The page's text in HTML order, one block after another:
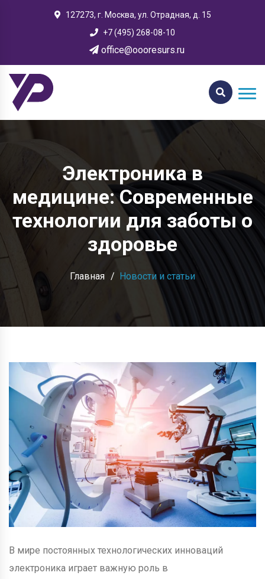
127273, г. Москва, ул. Отрадная, д. 15
+7 (495) 268-08-10
office@oooresurs.ru
Электроника в
медицине: Современные
технологии для заботы о
здоровье
Главная Новости и статьи
В мире постоянных технологических инноваций
электроника играет важную роль в